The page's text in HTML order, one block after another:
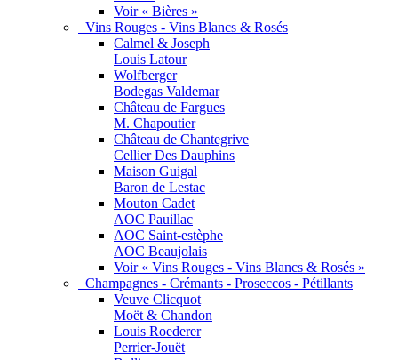
Voir « Bières »
Vins Rouges - Vins Blancs & Rosés
Calmel & Joseph
Louis Latour
Wolfberger
Bodegas Valdemar
Château de Fargues
M. Chapoutier
Château de Chantegrive
Cellier Des Dauphins
Maison Guigal
Baron de Lestac
Mouton Cadet
AOC Pauillac
AOC Saint-estèphe
AOC Beaujolais
Voir « Vins Rouges - Vins Blancs & Rosés »
Champagnes - Crémants - Proseccos - Pétillants
Veuve Clicquot
Moët & Chandon
Louis Roederer
Perrier-Jouët